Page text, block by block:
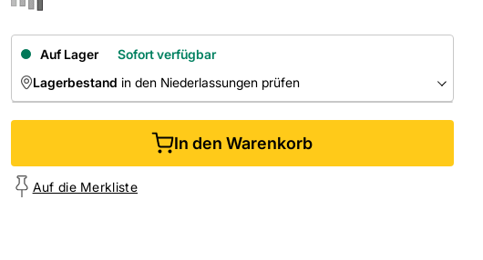
Auf Lager
Sofort verfügbar
Lagerbestand in den Niederlassungen prüfen
NIEDERLASSUNGEN
In den Warenkorb
Auf die Merkliste